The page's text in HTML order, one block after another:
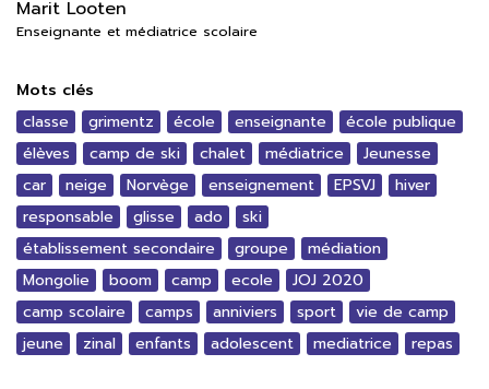
Marit Looten
Enseignante et médiatrice scolaire
Mots clés
classe grimentz école enseignante
école publique
élèves
camp de ski chalet médiatrice
Jeunesse
car
neige Norvège enseignement EPSVJ
hiver
responsable
glisse ado
ski
établissement secondaire
groupe
médiation
Mongolie
boom camp ecole
JOJ 2020
camp scolaire
camps anniviers sport
vie de camp
jeune
zinal enfants adolescent mediatrice repas